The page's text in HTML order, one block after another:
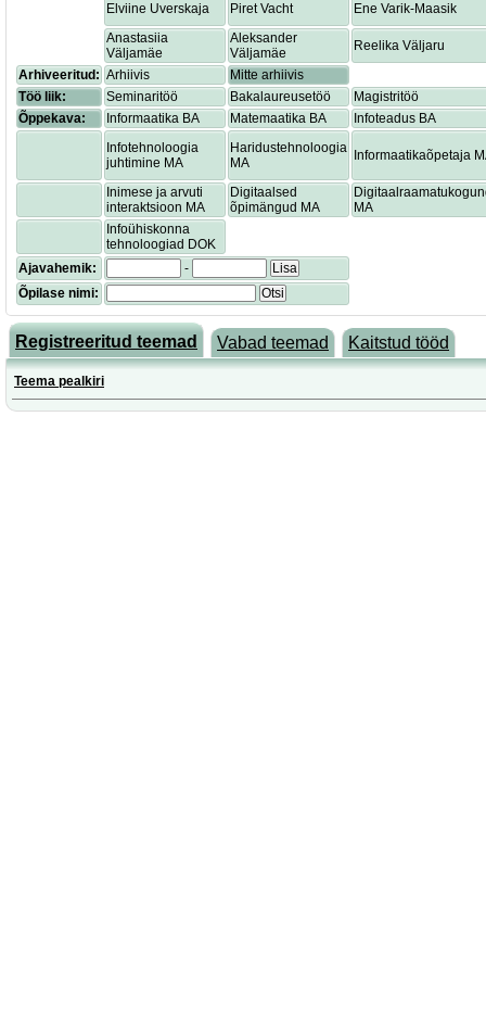
Elviine Uverskaja
Piret Vacht
Ene Varik-Maasik
Anastasiia
Väljamäe
Aleksander
Väljamäe
Reelika Väljaru
Arhiveeritud: Arhiivis
Mitte arhiivis
Töö liik:
Seminaritöö Bakalaureusetöö
Magistritöö
Õppekava:
Informaatika BA Matemaatika BA
Infoteadus BA
Infotehnoloogia
juhtimine MA
Haridustehnoloogia
MA
Informaatikaõpetaja
Inimese ja arvuti
interaktsioon MA
Digitaalsed
õpimängud MA
MA
Infoühiskonna
tehnoloogiad DOK
Ajavahemik:
-
Lisa
Õpilase nimi:
Otsi
Registreeritud teemad Vabad teemad Kaitstud tööd
Teema pealkiri